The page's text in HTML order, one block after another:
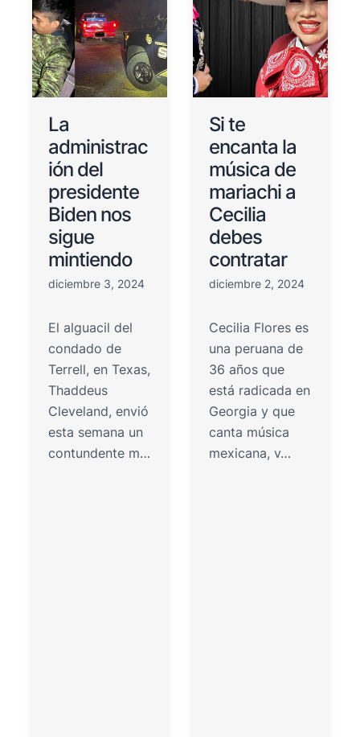
La
administrac
ión del
presidente
Biden nos
sigue
mintiendo
diciembre 3, 2024
El alguacil del
condado de
Terrell, en Texas,
Thaddeus
Cleveland, envió
esta semana un
contundente m…
Si te
encanta la
música de
mariachi a
Cecilia
debes
contratar
diciembre 2, 2024
Cecilia Flores es
una peruana de
36 años que
está radicada en
Georgia y que
canta música
mexicana, v…